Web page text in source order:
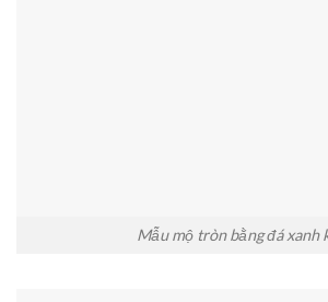
Mẫu mộ tròn bằng đá xanh